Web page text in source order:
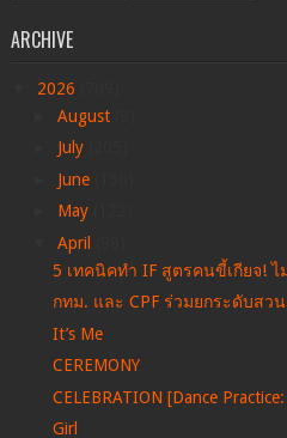
ARCHIVE
2026
August
July
June
May
April
5 เทคนิคทำ IF สูตรคนขี้เกียจ!
กทม. และ CPF ร่วมยกระดับสว
It’s Me
CEREMONY
CELEBRATION [Dance
Girl